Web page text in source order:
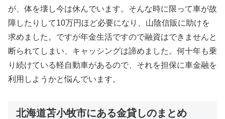
が、体を壊し今は休んでいます。そんな時に限って車が故
障したりして10万円ほど必要になり、山陰信販に助けを
求めました。ですが年金生活ですので融資はできませんと
断られてしまい、キャッシングは諦めました。何十年も乗
り続けている軽自動車があるので、それを担保に車金融を
利用しようかと悩んでいます。
北海道苫小牧市にある金貸しのまとめ